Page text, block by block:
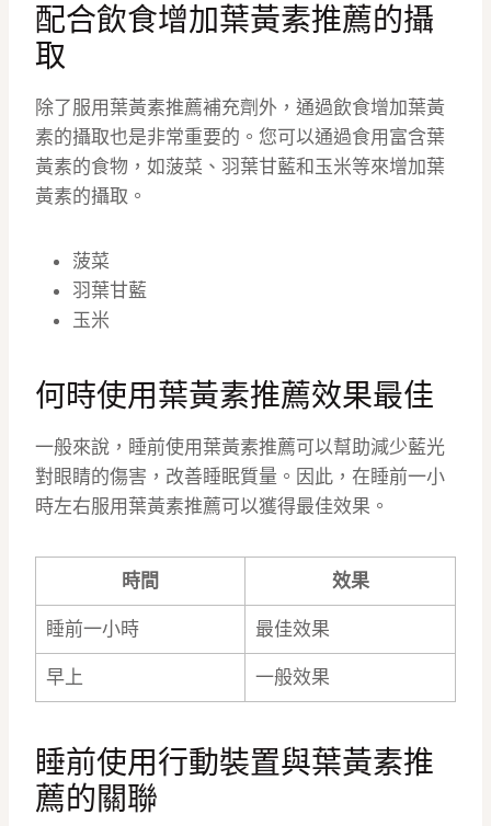
配合飲食增加葉黃素推薦的攝
取
除了服用葉黃素推薦補充劑外，通過飲食增加葉黃
素的攝取也是非常重要的。您可以通過食用富含葉
黃素的食物，如菠菜、羽葉甘藍和玉米等來增加葉
黃素的攝取。
菠菜
羽葉甘藍
玉米
何時使用葉黃素推薦效果最佳
一般來說，睡前使用葉黃素推薦可以幫助減少藍光
對眼睛的傷害，改善睡眠質量。因此，在睡前一小
時左右服用葉黃素推薦可以獲得最佳效果。
時間 效果
睡前一小時 最佳效果
早上 一般效果
睡前使用行動裝置與葉黃素推
薦的關聯